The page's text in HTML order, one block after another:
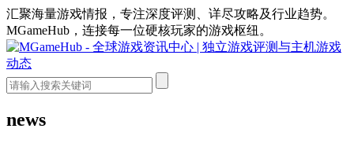
汇聚海量游戏情报，专注深度评测、详尽攻略及行业趋势。
MGameHub，连接每一位硬核玩家的游戏枢纽。
news